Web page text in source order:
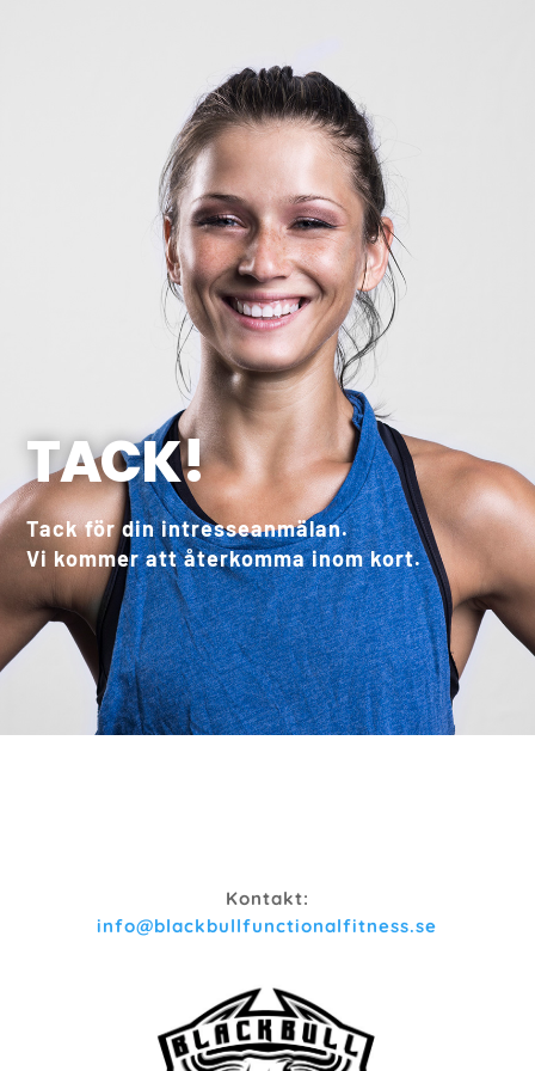
TACK!
Tack för din intresseanmälan.
Vi kommer att återkomma inom kort.
Kontakt:
info@blackbullfunctionalfitness.se